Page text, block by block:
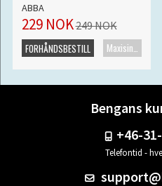
ABBA
229 NOK249 NOK
Maxisingel
FORHÅNDSBESTILL
Bengans
+46-
Telefontid -